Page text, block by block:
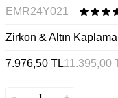
EMR24Y021
Zirkon & Altın
7.976,50 TL11.395,00